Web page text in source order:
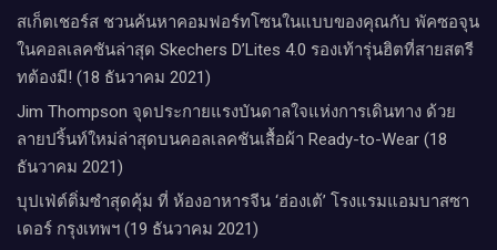
สเก็ตเชอร์ส ชวนค้นหาคอมฟอร์ทโซนในแบบของคุณกับ พัคซอจุน
ในคอลเลคชันล่าสุด Skechers D’Lites 4.0 รองเท้ารุ่นฮิตที่สายสตรี
ทต้องมี! (18 ธันวาคม 2021)
Jim Thompson จุดประกายแรงบันดาลใจแห่งการเดินทาง ด้วย
ลายปริ้นท์ใหม่ล่าสุดบนคอลเลคชันเสื้อผ้า Ready-to-Wear (18
ธันวาคม 2021)
บุปเฟ่ต์ติ่มซำสุดคุ้ม ที่ ห้อง​อาหารจีน​ ‘ฮ่องเต้’ โรงแรม​แอม​บาส​ซา​
เดอร์​ กรุงเทพฯ​ (19 ธันวาคม 2021)